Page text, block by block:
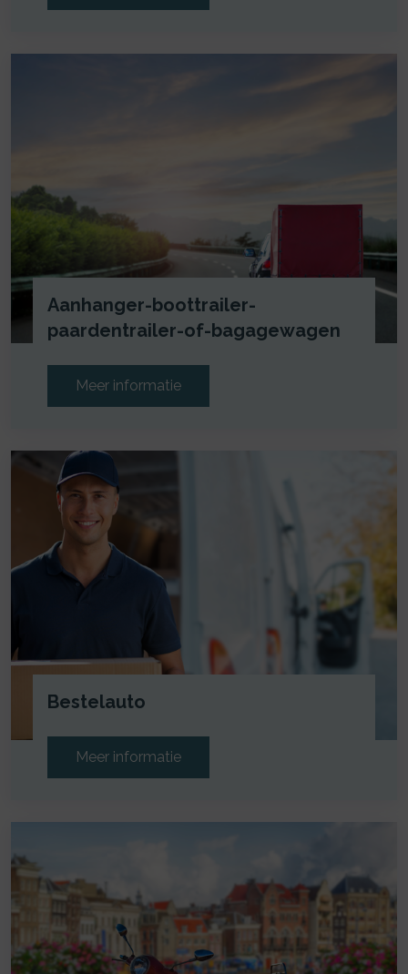
Aanhanger-boottrailer-
paardentrailer-of-bagagewagen
Meer informatie
Bestelauto
Meer informatie